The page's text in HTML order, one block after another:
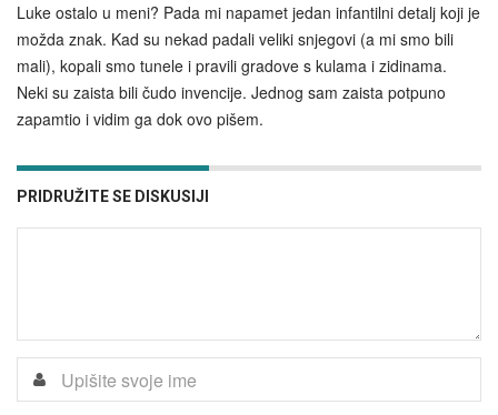
Luke ostalo u meni? Pada mi napamet jedan infantilni detalj koji je
možda znak. Kad su nekad padali veliki snjegovi (a mi smo bili
mali), kopali smo tunele i pravili gradove s kulama i zidinama.
Neki su zaista bili čudo invencije. Jednog sam zaista potpuno
zapamtio i vidim ga dok ovo pišem.
PRIDRUŽITE SE DISKUSIJI